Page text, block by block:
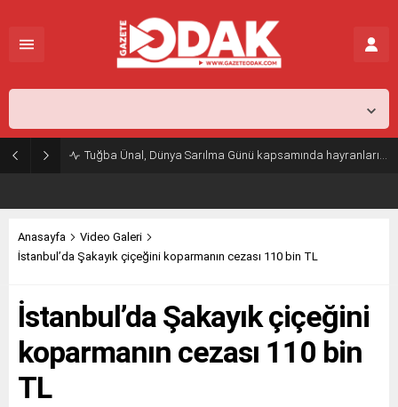
Tuğba Ünal, Dünya Sarılma Günü kapsamında hayranlarıyla buluştu
Anasayfa
Video Galeri
İstanbul’da Şakayık çiçeğini koparmanın cezası 110 bin TL
İstanbul’da Şakayık çiçeğini
koparmanın cezası 110 bin
TL